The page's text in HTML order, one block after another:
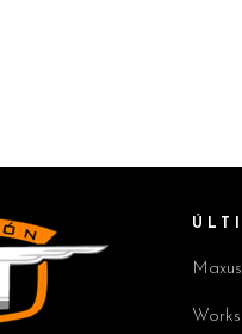
Maxus